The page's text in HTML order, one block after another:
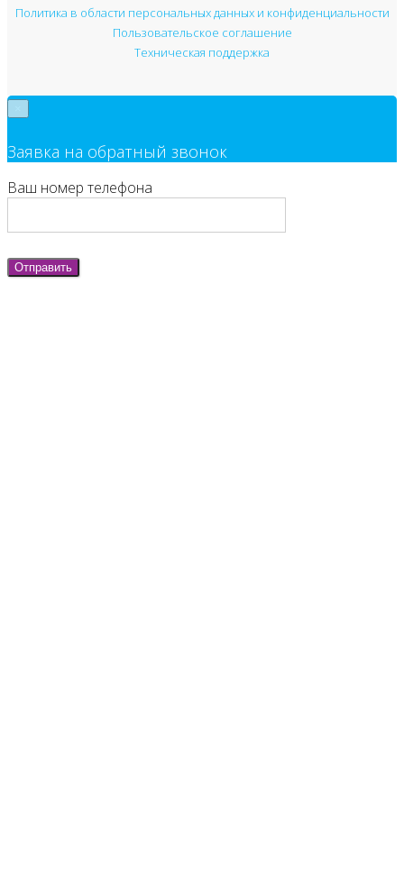
Политика в области персональных данных и конфиденциальности
Пользовательское соглашение
Техническая поддержка
Заявка на обратный звонок
Ваш номер телефона
Отправить